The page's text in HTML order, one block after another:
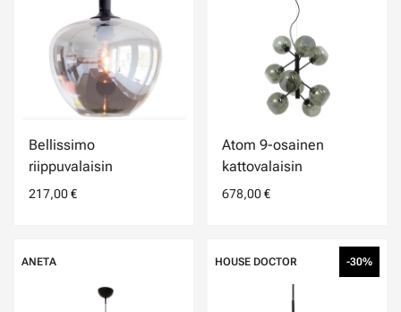
Bellissimo
riippuvalaisin
217,00 €
Atom 9-osainen
kattovalaisin
678,00 €
ANETA HOUSE DOCTOR -30%